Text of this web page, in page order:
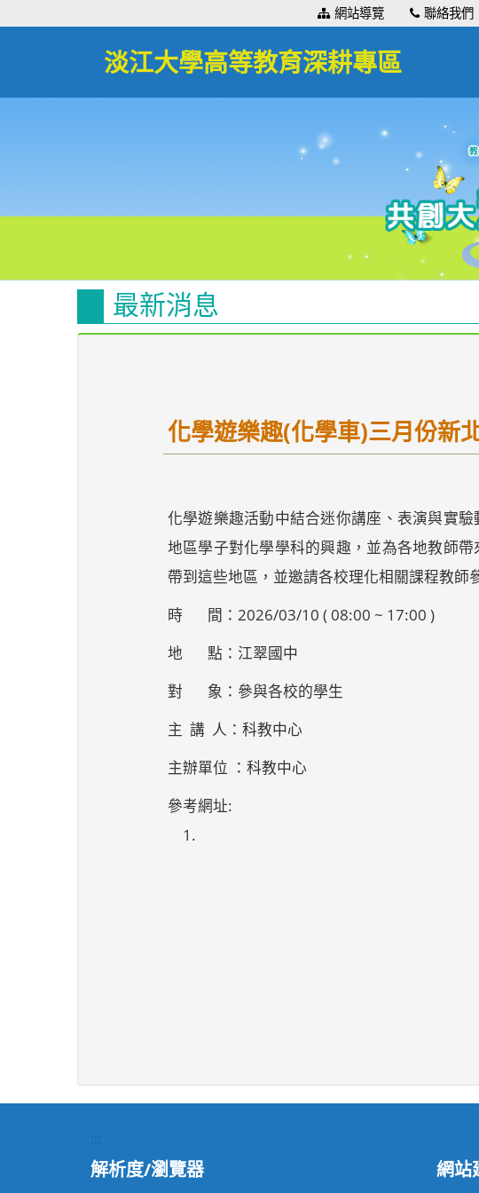
網站導覽 聯絡我們
淡江大學高等教育深耕專區
最新消息
化學遊樂趣(化學車)三月份新
化學遊樂趣活動中結合迷你講座、表演與實
地區學子對化學學科的興趣，並為各地教師
帶到這些地區，並邀請各校理化相關課程教師
時 間：2026/03/10 ( 08:00 ~ 17:00 )
地 點：江翠國中
對 象：參與各校的學生
主 講 人：科教中心
主辦單位 ：科教中心
參考網址:
1.
解析度/瀏覽器 網站